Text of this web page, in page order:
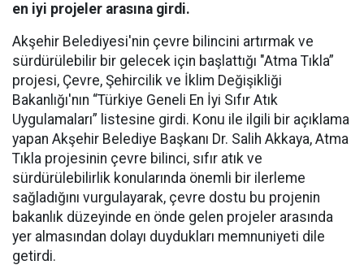
en iyi projeler arasına girdi.
Akşehir Belediyesi'nin çevre bilincini artırmak ve
sürdürülebilir bir gelecek için başlattığı "Atma Tıkla”
projesi, Çevre, Şehircilik ve İklim Değişikliği
Bakanlığı'nın “Türkiye Geneli En İyi Sıfır Atık
Uygulamaları” listesine girdi. Konu ile ilgili bir açıklama
yapan Akşehir Belediye Başkanı Dr. Salih Akkaya, Atma
Tıkla projesinin çevre bilinci, sıfır atık ve
sürdürülebilirlik konularında önemli bir ilerleme
sağladığını vurgulayarak, çevre dostu bu projenin
bakanlık düzeyinde en önde gelen projeler arasında
yer almasından dolayı duydukları memnuniyeti dile
getirdi.